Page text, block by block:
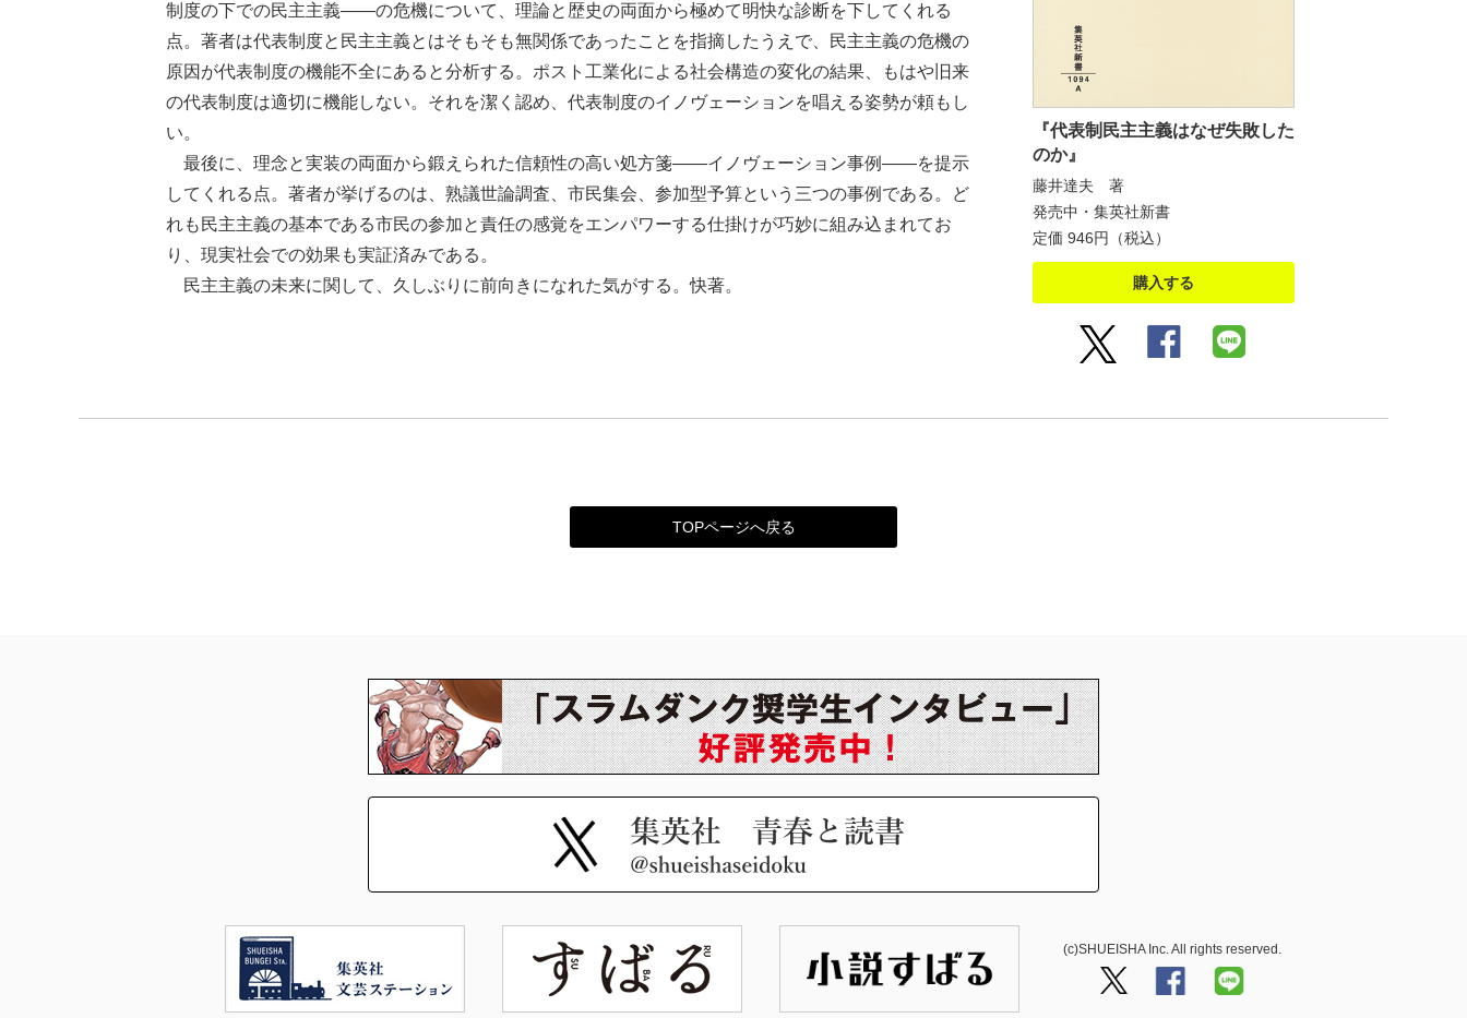
制度の下での民主主義――の危機について、理論と歴史の両面から極めて明快な診断を下してくれる
点。著者は代表制度と民主主義とはそもそも無関係であったことを指摘したうえで、民主主義の危機の
原因が代表制度の機能不全にあると分析する。ポスト工業化による社会構造の変化の結果、もはや旧来
の代表制度は適切に機能しない。それを潔く認め、代表制度のイノヴェーションを唱える姿勢が頼もし
い。
最後に、理念と実装の両面から鍛えられた信頼性の高い処方箋――イノヴェーション事例――を提示
してくれる点。著者が挙げるのは、熟議世論調査、市民集会、参加型予算という三つの事例である。ど
れも民主主義の基本である市民の参加と責任の感覚をエンパワーする仕掛けが巧妙に組み込まれてお
り、現実社会での効果も実証済みである。
民主主義の未来に関して、久しぶりに前向きになれた気がする。快著。
『代表制民主主義はなぜ失敗した
のか』
藤井達夫 著
発売中・集英社新書
定価 946円（税込）
購入する
TOPページへ戻る
(c)SHUEISHA Inc. All rights reserved.